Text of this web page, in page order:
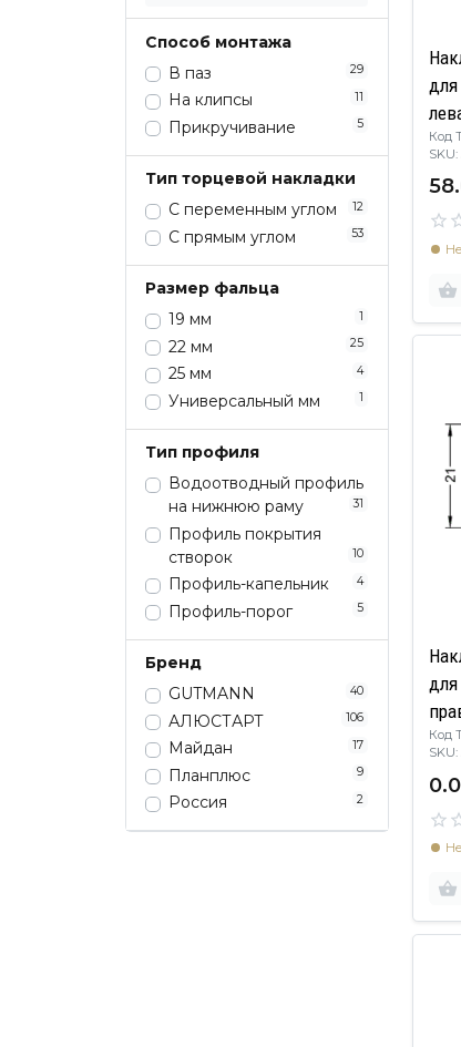
Способ монтажа
В паз
29
На клипсы 11
Прикручивание 5
Тип торцевой накладки
С переменным углом
12
С прямым углом 53
Размер фальца
19 мм
1
22 мм 25
25 мм 4
Универсальный мм 1
Тип профиля
Водоотводный профиль
на нижнюю раму
31
Профиль покрытия
створок
10
Профиль-капельник 4
Профиль-порог 5
Бренд
GUTMANN
40
АЛЮСТАРТ 106
Майдан 17
Планплюс 9
Россия 2
Код
для
Код